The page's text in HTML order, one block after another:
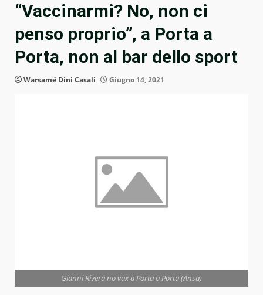
“Vaccinarmi? No, non ci
penso proprio”, a Porta a
Porta, non al bar dello sport
Warsamé Dini Casali Giugno 14, 2021
Gianni Rivera no vax a Porta a Porta (Ansa)